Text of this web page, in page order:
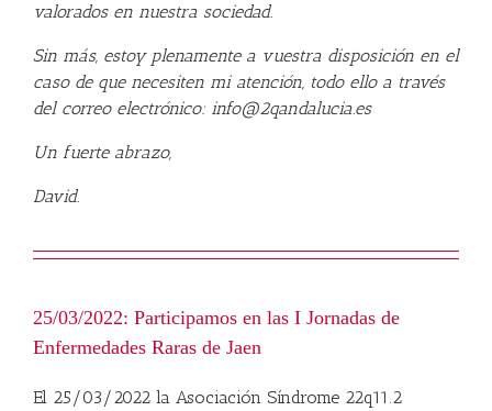
valorados en nuestra sociedad.
Sin más, estoy plenamente a vuestra disposición en el
caso de que necesiten mi atención, todo ello a través
del correo electrónico: info@2qandalucia.es
Un fuerte abrazo,
David.
25/03/2022: Participamos en las I Jornadas de
Enfermedades Raras de Jaen
El 25/03/2022 la Asociación Síndrome 22q11.2